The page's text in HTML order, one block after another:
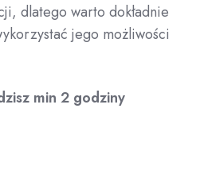
dlatego warto dokładnie
jego możliwości
min 2 godziny